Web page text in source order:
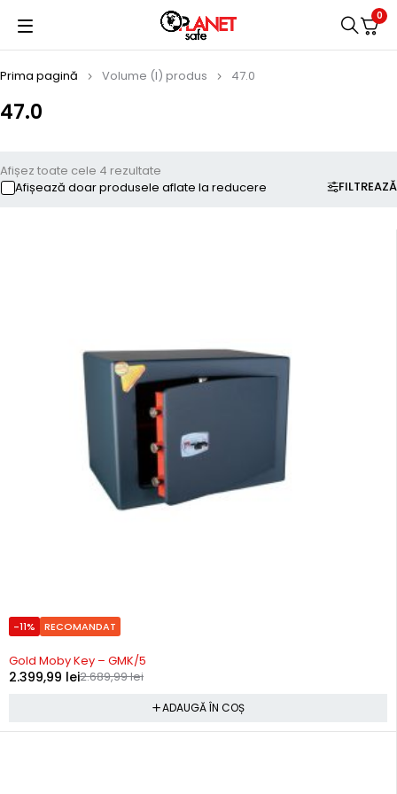
0
47.0
Prima pagină Volume (l) produs 47.0
FILTREAZĂ
Afișez toate cele 4 rezultate
Afișează doar produsele aflate la reducere
-11% RECOMANDAT
Precomanda
Gold Moby Key – GMK/5
2.689,99lei
2.399,99 lei
ADAUGĂ ÎN COȘ